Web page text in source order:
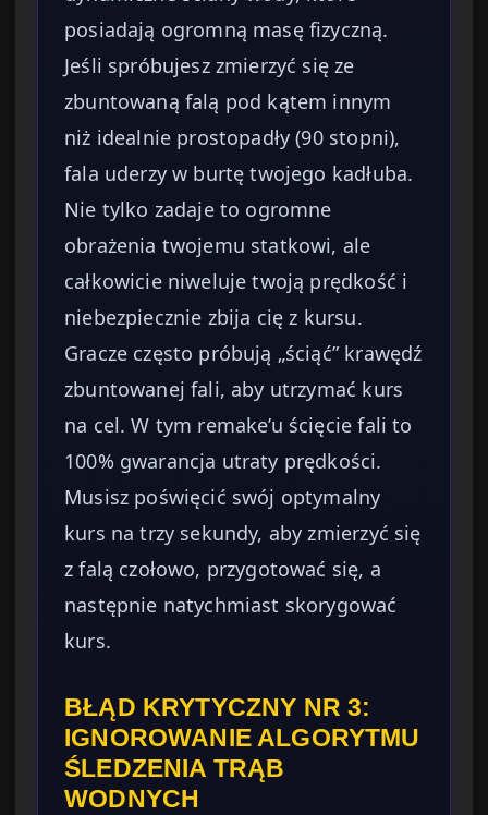
posiadają ogromną masę fizyczną.
Jeśli spróbujesz zmierzyć się ze
zbuntowaną falą pod kątem innym
niż idealnie prostopadły (90 stopni),
fala uderzy w burtę twojego kadłuba.
Nie tylko zadaje to ogromne
obrażenia twojemu statkowi, ale
całkowicie niweluje twoją prędkość i
niebezpiecznie zbija cię z kursu.
Gracze często próbują „ściąć” krawędź
zbuntowanej fali, aby utrzymać kurs
na cel. W tym remake’u ścięcie fali to
100% gwarancja utraty prędkości.
Musisz poświęcić swój optymalny
kurs na trzy sekundy, aby zmierzyć się
z falą czołowo, przygotować się, a
następnie natychmiast skorygować
kurs.
BŁĄD KRYTYCZNY NR 3:
IGNOROWANIE ALGORYTMU
ŚLEDZENIA TRĄB
WODNYCH